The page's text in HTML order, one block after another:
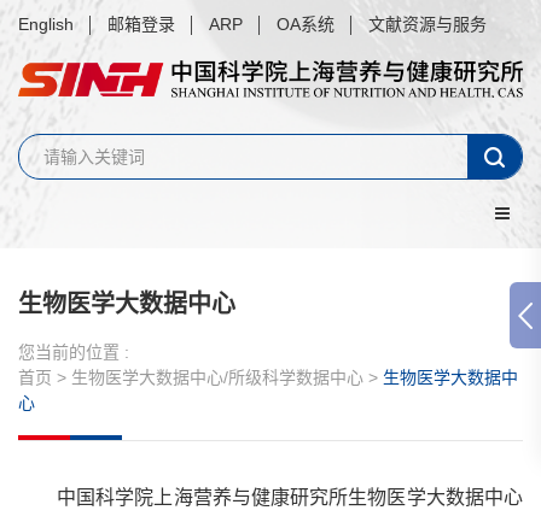
English 邮箱登录 ARP OA系统 文献资源与服务
生物医学大数据中心
您当前的位置 :
首页 > 生物医学大数据中心/所级科学数据中心 > 生物医学大数据中
心
中国科学院上海营养与健康研究所生物医学大数据中心